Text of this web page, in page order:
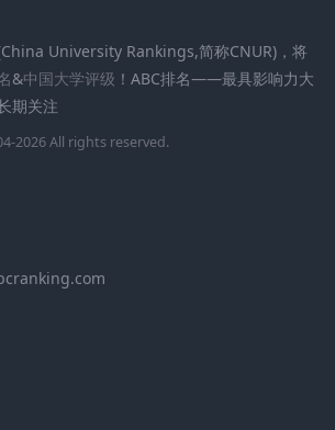
University Rankings,简称CNUR)，将
&中国大学评级 ！ABC排名——最具影响力大
期关注
2026 All rights reserved.